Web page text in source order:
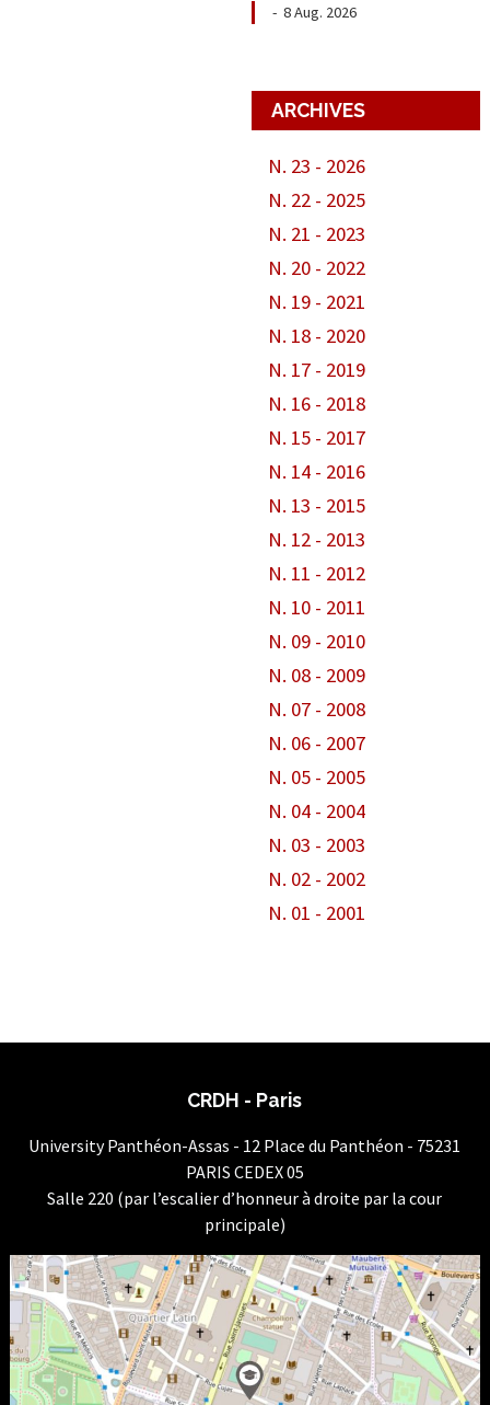
-8 Aug. 2026
ARCHIVES
N. 23 - 2026
N. 22 - 2025
N. 21 - 2023
N. 20 - 2022
N. 19 - 2021
N. 18 - 2020
N. 17 - 2019
N. 16 - 2018
N. 15 - 2017
N. 14 - 2016
N. 13 - 2015
N. 12 - 2013
N. 11 - 2012
N. 10 - 2011
N. 09 - 2010
N. 08 - 2009
N. 07 - 2008
N. 06 - 2007
N. 05 - 2005
N. 04 - 2004
N. 03 - 2003
N. 02 - 2002
N. 01 - 2001
CRDH - Paris
University Panthéon-Assas - 12 Place du Panthéon - 75231
PARIS CEDEX 05
Salle 220 (par l’escalier d’honneur à droite par la cour
principale)